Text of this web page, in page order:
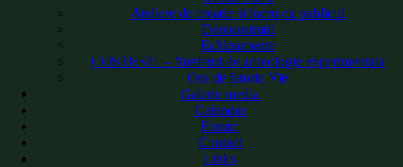
Ateliere de creatie si lucru cu publicul
Demonstratii
Echipamente
COSTESTI – Atelierul de arheologie experimentala
Ora de Istorie Vie
Galerie media
Calendar
Forum
Contact
Links